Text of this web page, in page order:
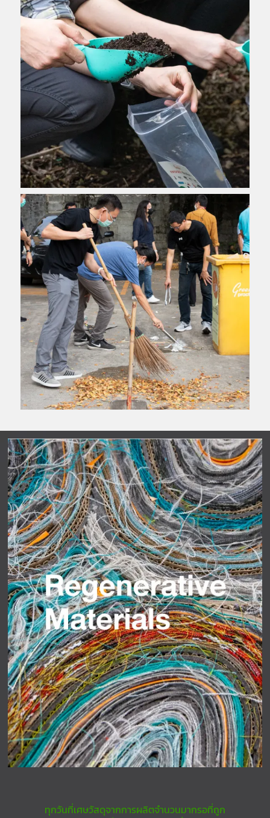
ทุกวันที่เศษวัสดุจากการผลิตจำนวนมากรอที่ถูก